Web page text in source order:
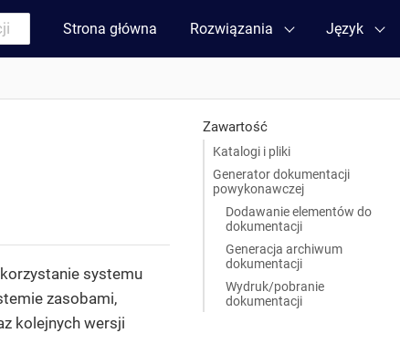
Strona główna Rozwiązania Język
Zawartość
Katalogi i pliki
Generator dokumentacji
powykonawczej
Dodawanie elementów do
dokumentacji
Generacja archiwum
dokumentacji
Wydruk/pobranie
dokumentacji
systemu
zasobami,
kolejnych wersji